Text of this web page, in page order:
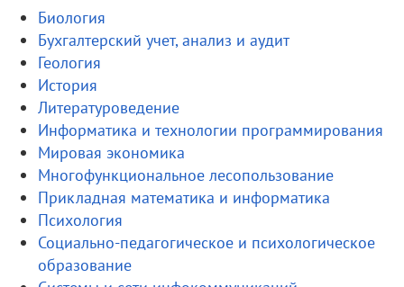
Биология
Бухгалтерский учет, анализ и аудит
Геология
История
Литературоведение
Информатика и технологии программирования
Мировая экономика
Многофункциональное лесопользование
Прикладная математика и информатика
Психология
Социально-педагогическое и психологическое
образование